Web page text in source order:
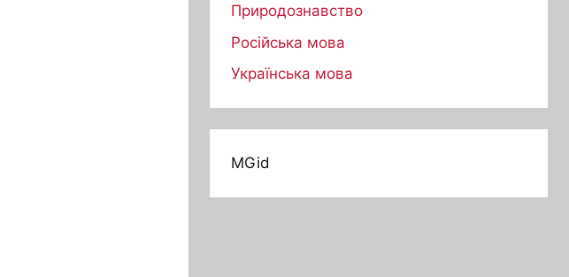
Природознавство
Російська мова
Українська мова
MGid